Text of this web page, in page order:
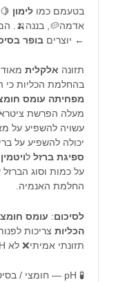
בטעמם כמו לימון
אדמה🥔, בננה🍌.
← יוצרים בופר
תזונה אלקלית
בהחלמת הכליות כי
מפחיתה עומס
מעלה הפרשת
עשויה להשפיע על
יכולה להשפיע על
ספיגת ברזל לויטמין
על כמות וסוג
החלמת האנמיה.
לסיכום: עומס
הכליות צריכות
תזונתי אמיתי❌ לא pH הדם❌ לא “חמצון”
🧪 pH — חומצי / בסיסי